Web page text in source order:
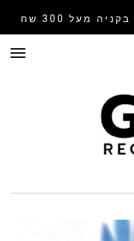
בקניה מעל 300 שח